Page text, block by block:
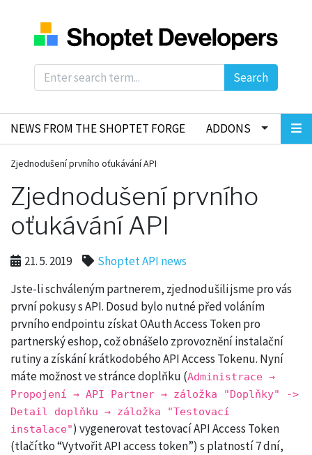
Search
NEWS FROM THE SHOPTET FORGE ADDONS
Zjednodušení prvního oťukávání API
Zjednodušení prvního
oťukávání API
21. 5. 2019
Shoptet API news
Jste-li schváleným partnerem, zjednodušili jsme pro vás
první pokusy s API. Dosud bylo nutné před voláním
prvního endpointu získat OAuth Access Token pro
partnerský eshop, což obnášelo zprovoznění instalační
rutiny a získání krátkodobého API Access Tokenu. Nyní
máte možnost ve stránce doplňku (Administrace →
Propojení → API Partner → záložka "Doplňky" ->
Detail doplňku → záložka "Testovací
instalace") vygenerovat testovací API Access Token
(tlačítko “Vytvořit API access token”) s platností 7 dní,